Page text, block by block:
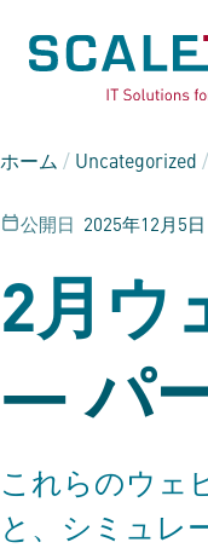
ホーム / Uncategorized /
公開日 2025年12月5日
2月ウ
— パ
これらのウェ
と、シミュレ